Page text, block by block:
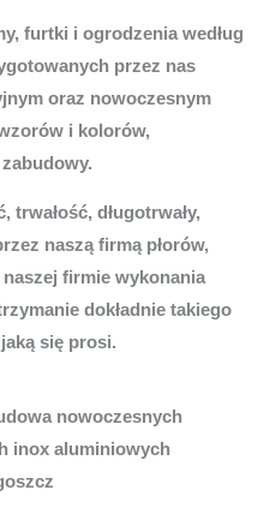
furtki i ogrodzenia według
przez nas
oraz nowoczesnym
i kolorów,
długotrwały,
naszą firmą płorów,
firmie wykonania
dokładnie takiego
się prosi.